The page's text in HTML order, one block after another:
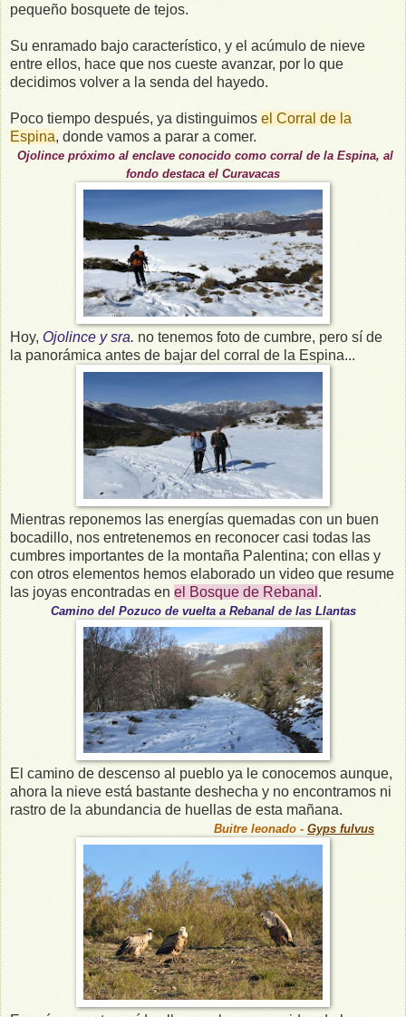
pequeño bosquete de tejos.
Su enramado bajo característico, y el acúmulo de nieve
entre ellos, hace que nos cueste avanzar, por lo que
decidimos volver a la senda del hayedo.
Poco tiempo después, ya distinguimos el Corral de la
Espina, donde vamos a parar a comer.
Ojolince próximo al enclave conocido como corral de la Espina, al
fondo destaca el Curavacas
Hoy, Ojolince y sra. no tenemos foto de cumbre, pero sí de
la panorámica antes de bajar del corral de la Espina...
Mientras reponemos las energías quemadas con un buen
bocadillo, nos entretenemos en reconocer casi todas las
cumbres importantes de la montaña Palentina; con ellas y
con otros elementos hemos elaborado un video que resume
las joyas encontradas en el Bosque de Rebanal .
Camino del Pozuco de vuelta a Rebanal de las Llantas
El camino de descenso al pueblo ya le conocemos aunque,
ahora la nieve está bastante deshecha y no encontramos ni
rastro de la abundancia de huellas de esta mañana.
Buitre leonado - Gyps fulvus